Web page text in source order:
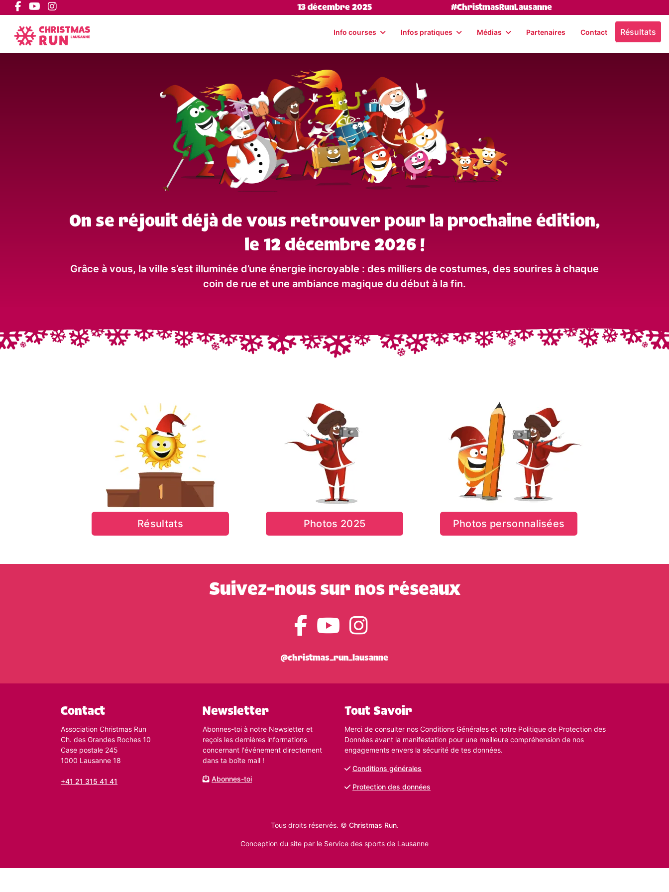
13 décembre 2025 #ChristmasRunLausanne
Info courses Infos pratiques Médias Partenaires Contact Résultats
On se réjouit déjà de vous retrouver pour la prochaine édition,
le 12 décembre 2026 !
Grâce à vous, la ville s’est illuminée d’une énergie incroyable : des milliers de costumes, des sourires à chaque
coin de rue et une ambiance magique du début à la fin.
Résultats Photos 2025 Photos personnalisées
Suivez-nous sur nos réseaux
@christmas_run_lausanne
Contact
Association Christmas Run
Ch. des Grandes Roches 10
Case postale 245
1000 Lausanne 18
+41 21 315 41 41
Newsletter
Abonnes-toi à notre Newsletter et
reçois les dernières informations
concernant l'événement directement
dans ta boîte mail !
Abonnes-toi
Tout Savoir
Merci de consulter nos Conditions Générales et notre Politique de Protection des
Données avant la manifestation pour une meilleure compréhension de nos
engagements envers la sécurité de tes données.
Conditions générales
Protection des données
Tous droits réservés. © Christmas Run.
Conception du site par le Service des sports de Lausanne